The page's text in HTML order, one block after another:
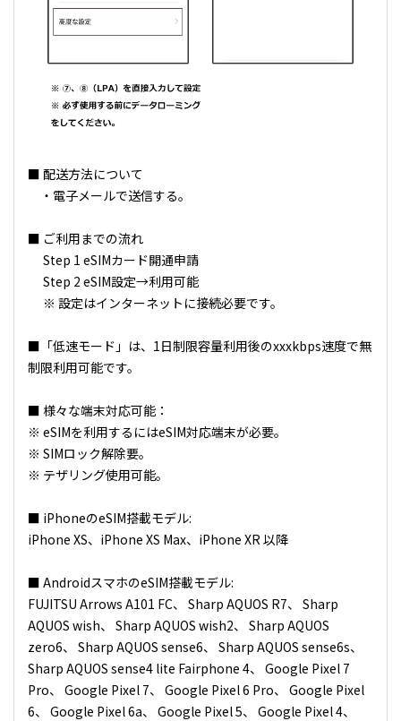
■ 配送方法について
・電子メールで送信する。
■ ご利用までの流れ
Step 1 eSIMカード開通申請
Step 2 eSIM設定→利用可能
※ 設定はインターネットに接続必要です。
■「低速モード」は、1日制限容量利用後のxxxkbps速度で無
制限利用可能です。
■ 様々な端末対応可能：
※ eSIMを利用するにはeSIM対応端末が必要。
※ SIMロック解除要。
※ テザリング使用可能。
■ iPhoneのeSIM搭載モデル:
iPhone XS、iPhone XS Max、iPhone XR 以降
■ AndroidスマホのeSIM搭載モデル:
FUJITSU Arrows A101 FC、 Sharp AQUOS R7、 Sharp
AQUOS wish、 Sharp AQUOS wish2、 Sharp AQUOS
zero6、 Sharp AQUOS sense6、 Sharp AQUOS sense6s、
Sharp AQUOS sense4 lite Fairphone 4、 Google Pixel 7
Pro、 Google Pixel 7、 Google Pixel 6 Pro、 Google Pixel
6、 Google Pixel 6a、 Google Pixel 5、 Google Pixel 4、